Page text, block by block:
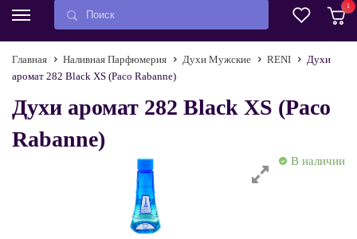
1
Главная Наливная Парфюмерия Духи Мужские RENI
Духи
аромат 282 Black XS (Paco Rabanne)
Духи аромат 282 Black XS (Paco
Rabanne)
В наличии